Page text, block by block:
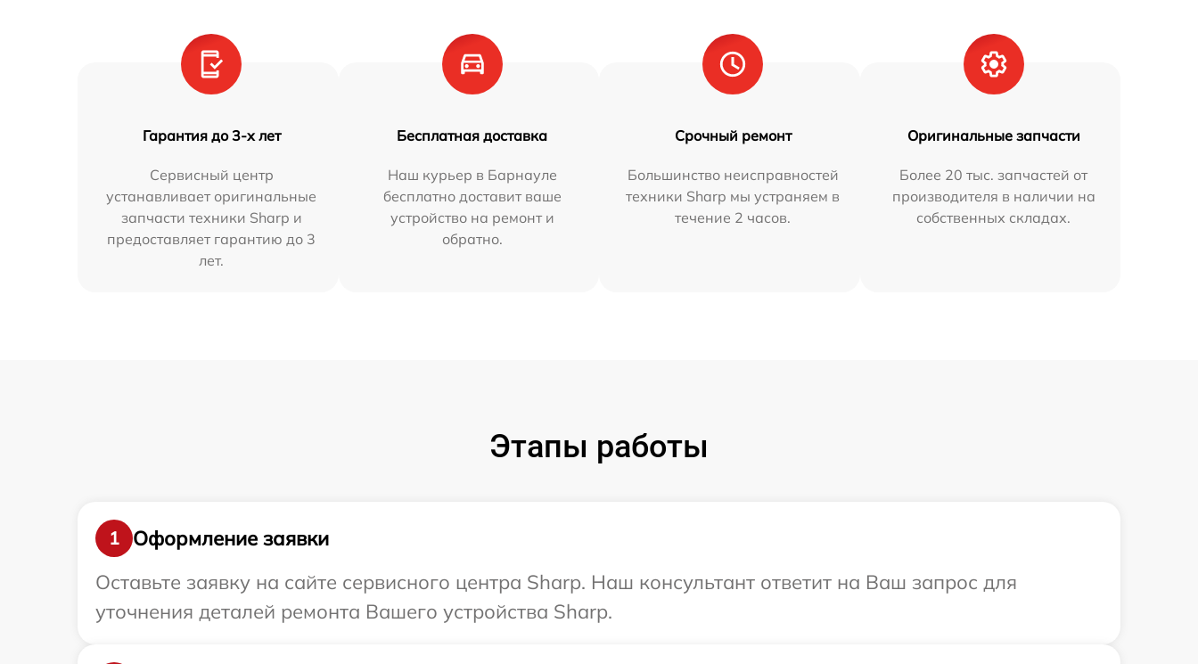
Гарантия до 3-х лет
Сервисный центр
устанавливает оригинальные
запчасти техники Sharp и
предоставляет гарантию до 3
лет.
Бесплатная доставка
Наш курьер в Барнауле
бесплатно доставит ваше
устройство на ремонт и
обратно.
Срочный ремонт
Большинство неисправностей
техники Sharp мы устраняем в
течение 2 часов.
Оригинальные запчасти
Более 20 тыс. запчастей от
производителя в наличии на
собственных складах.
Этапы работы
1
Оформление заявки
Оставьте заявку на сайте сервисного центра Sharp. Наш консультант ответит на Ваш запрос для
уточнения деталей ремонта Вашего устройства Sharp.